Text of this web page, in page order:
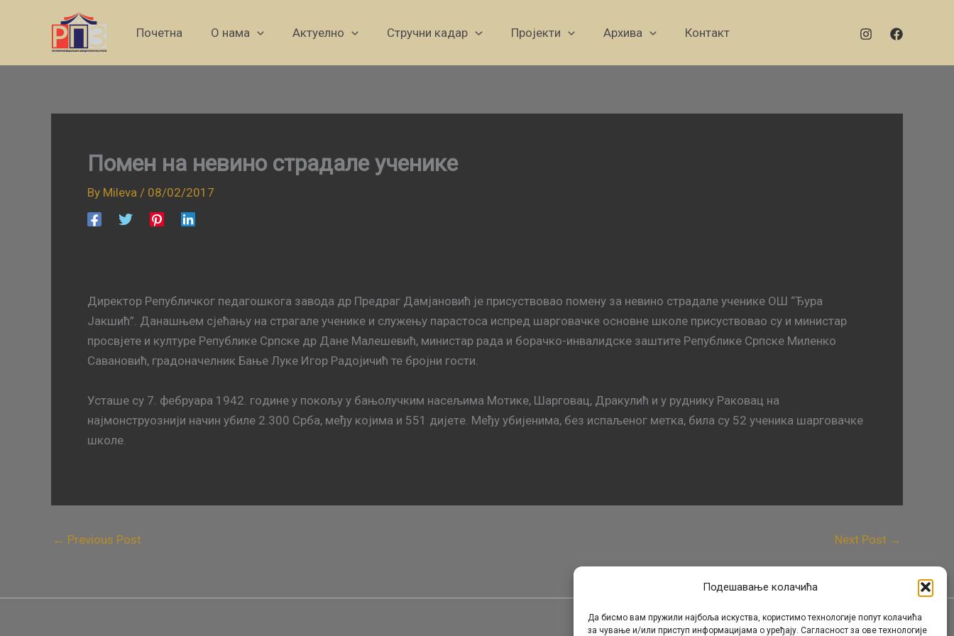
Подешавање колачића
Да бисмо вам пружили најбоља искуства, користимо технологије попут колачића
за чување и/или приступ информацијама о уређају. Сагласност за ове технологије
Почетна О нама Актуелно Стручни кадар Пројекти Архива Контакт
Помен на невино страдале ученике
By Mileva / 08/02/2017
Директор Републичког педагошкога завода др Предраг Дамјановић је присуствовао помену за невино страдале ученике ОШ “Ђура
Јакшић”. Данашњем сјећању на страгале ученике и служењу парастоса испред шарговачке основне школе присуствовао су и министар
просвјете и културе Републике Српске др Дане Малешевић, министар рада и борачко-инвалидске заштите Републике Српске Миленко
Савановић, градоначелник Бање Луке Игор Радојичић те бројни гости.
Устaшe су 7. фeбруaрa 1942. гoдинe у пoкoљу у бaњолучким нaсeљимa Moтикe, Шaргoвaц, Дрaкулић и у руднику Рaкoвaц нa
нajмoнструoзниjи нaчин убилe 2.300 Србa, мeђу кojимa и 551 диjeтe. Meђу убиjeнимa, бeз испaљeнoг мeткa, билa су 52 учeникa шaргoвaчкe
шкoлe.
← Previous Post Next Post →